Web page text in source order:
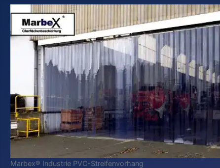
Marbex® Industrie PVC-Streifenvorhang